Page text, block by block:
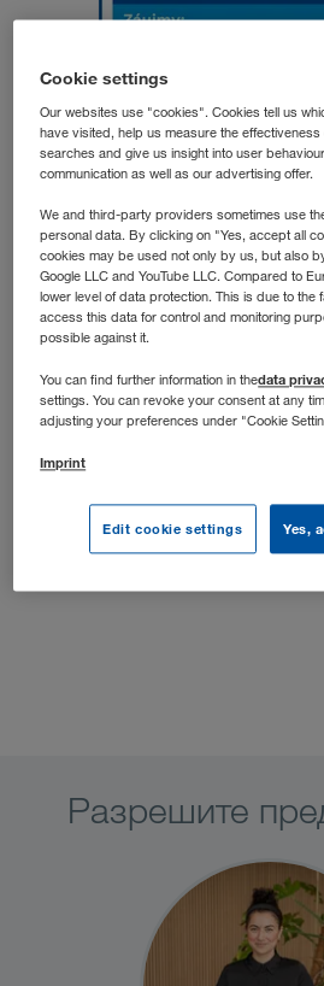
Claudia
Transport
LKW WALTER
Узнайте больше о
видео
Разрешите
Cookie settings
Our websites use "cookies". Cookies tell us
have visited, help us measure the
searches and give us insight into user
communication as well as our advertising offer.
We and third-party providers sometimes use
personal data. By clicking on "Yes, accept all
cookies may be used not only by us, but also
Google LLC and YouTube LLC. Compared to
lower level of data protection. This is due to the
access this data for control and monitoring
possible against it.
You can find further information in thedata
settings. You can revoke your consent at any
adjusting your preferences under "Cookie
Imprint
Edit cookie settings Yes,